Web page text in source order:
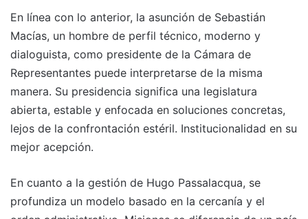
En línea con lo anterior, la asunción de Sebastián
Macías, un hombre de perfil técnico, moderno y
dialoguista, como presidente de la Cámara de
Representantes puede interpretarse de la misma
manera. Su presidencia significa una legislatura
abierta, estable y enfocada en soluciones concretas,
lejos de la confrontación estéril. Institucionalidad en su
mejor acepción.
En cuanto a la gestión de Hugo Passalacqua, se
profundiza un modelo basado en la cercanía y el